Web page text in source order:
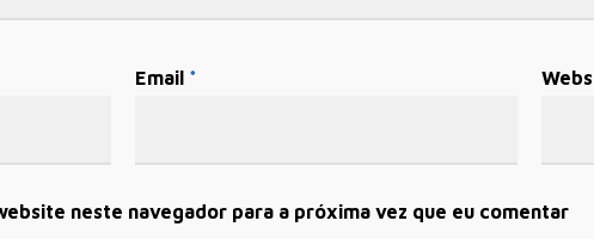
Email *
neste navegador para a próxima vez que eu comentar